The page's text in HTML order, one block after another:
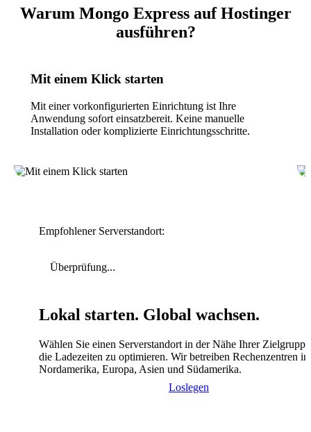
Warum Mongo Express auf Hostinger
ausführen?
Mit einem Klick starten
Mit einer vorkonfigurierten Einrichtung ist Ihre
Anwendung sofort einsatzbereit. Keine manuelle
Installation oder komplizierte Einrichtungsschritte.
Empfohlener Serverstandort:
Überprüfung...
Lokal starten. Global wachsen.
Wählen Sie einen Serverstandort in der Nähe Ihrer
die Ladezeiten zu optimieren. Wir betreiben Rechenzentren in
Nordamerika, Europa, Asien und Südamerika.
Loslegen